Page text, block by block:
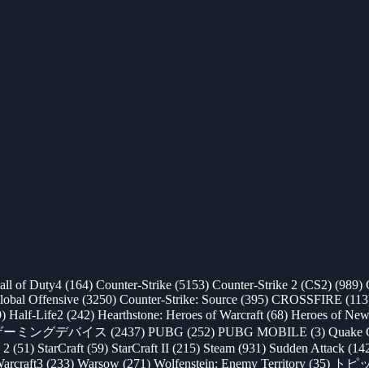
of Duty4 (164) Counter-Strike (5153) Counter-Strike 2 (CS2) (989)
Offensive (3250) Counter-Strike: Source (395) CROSSFIRE
Half-Life2 (242) Hearthstone: Heroes of Warcraft (68) Heroes of
ーミングデバイス (2437) PUBG (252) PUBG MOBILE (3) Quake
2 (51) StarCraft (59) StarCraft II (215) Steam (931) Sudden Attack
(233) Warsow (271) Wolfenstein: Enemy Territory (35) トピ